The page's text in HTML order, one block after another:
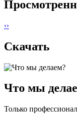
‹›
Скачать
Что мы
Только